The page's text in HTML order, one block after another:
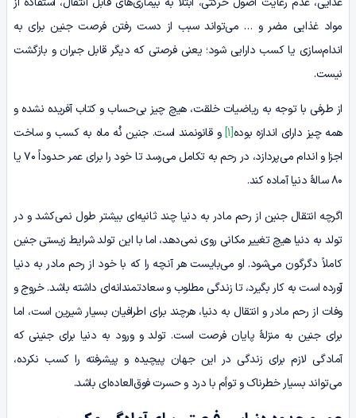
مواد غذایی مضر و … می‌تواند سبب از دست رفتن فرصت جنین برای به
اندام‌سازی یا کسب دارایی شود؛ یعنی فرصتی که دیگر قابل جبران و بازگشت
نیست.
از طرفی با توجه به ریاضیات خلقت، هیچ چیز بی‌حساب و کتاب آفریده نشده و
همه چیز دارای اندازه بوده[1] و قانونمند است. جنین نُه ماه به کسب و ساخت
اجزا و اندام می‌پردازد، در رحم به تکامل می‌رسد تا خود را برای عمر حدوداً ۷۰ یا
۸۰ سالۀ دنیا آماده کند.
اگرچه انتقال جنین از رحم مادر به دنیا چند ثانیه‌ای بیشتر طول نمی‌کشد و در
تولد به دنیا هیچ تغییر مکانی روی نمی‌دهد، اما با این تولد شرایط زیستی جنین
کاملاً دگرگون می‌شود. او می‌بایست هر آنچه را که با خود از رحم مادر به دنیا
آورده‌ است به کار بگیرد، تا زندگی مطلوب و سعادتمندانه‌ای داشته ‌باشد. خروج و
وفات از رحم مادر و انتقال به دنیا، هرچند برای اطرافیان بسیار شیرین است، اما
برای جنین به منزلۀ پایان فرصت است. تولد و ورود به دنیا برای جنینی که
آمادگی لازم برای زندگی در این جهان پیچیده و پیشرفته را کسب نکرده،
می‌تواند بسیار خطرناک و توأم با درد و حسرت فوق‌العاده‌ای باشد.